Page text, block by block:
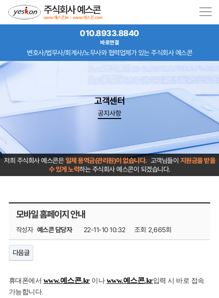
저희 주식회사 예스콘은일체 용역금(관리원)이 없습니다. 고객님들이 지원금을 받을
수 있게 노력하는 주식회사 예스콘이 되겠습니다.
010.8933.8840
바로연결
변호사/법무사/회계사/노무사와 협력업체가 있는 주식회사 예스콘
고객센터
공지사항
모바일 홈페이지 안내
작성자 예스콘 담당자 22-11-10 10:32 조회 2,665회
다음글
휴대폰에서 www.예스콘.kr이나 www.예스콘.kr입력 시 바로 접속
가능합니다.